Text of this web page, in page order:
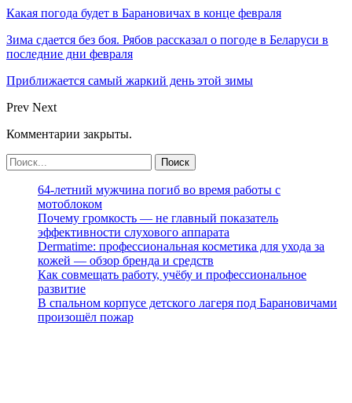
Какая погода будет в Барановичах в конце февраля
Зима сдается без боя. Рябов рассказал о погоде в Беларуси в
последние дни февраля
Приближается самый жаркий день этой зимы
Prev Next
Комментарии закрыты.
64-летний мужчина погиб во время работы с
мотоблоком
Почему громкость — не главный показатель
эффективности слухового аппарата
Dermatime: профессиональная косметика для ухода за
кожей — обзор бренда и средств
Как совмещать работу, учёбу и профессиональное
развитие
В спальном корпусе детского лагеря под Барановичами
произошёл пожар